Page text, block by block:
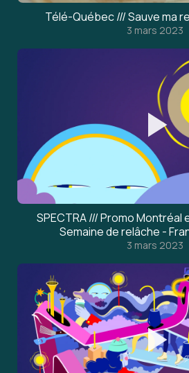
Télé-Québec /// Sauve ma
3 mars 2023
SPECTRA /// Promo Montréal
Semaine de relâche -
3 mars 2023